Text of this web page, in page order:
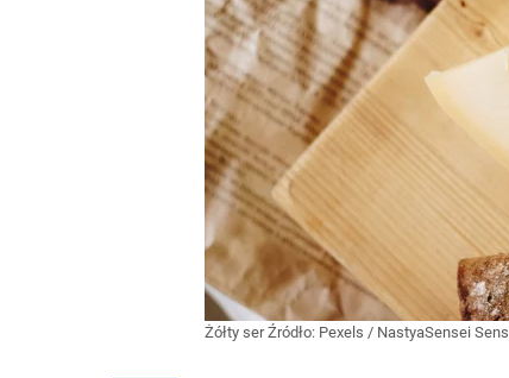
Żółty serŹródło: Pexels / NastyaSensei Sens